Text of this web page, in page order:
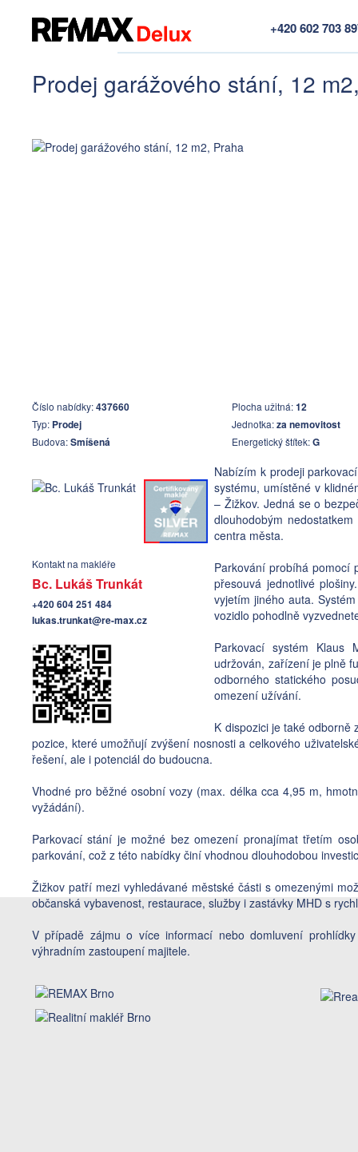
+420 602 703
Prodej garážového stání, 12
Číslo nabídky:437660 Plocha užitná:12
Typ: Prodej Jednotka:za nemovitost
Budova:Smíšená Energetický štítek:G
Kontakt na makléře
Bc. Lukáš Trunkát
+420 604 251 484
lukas.trunkat@re-max.cz
Nabízím k prodeji
systému, umístěné v
– Žižkov. Jedná se o
dlouhodobým
centra města.
Parkování probíhá pomocí
přesouvá jednotlivé
vyjetím jiného auta.
vozidlo pohodlně
Parkovací systém Klaus
udržován, zařízení je plně
odborného statického
omezení užívání.
K dispozici je také odborně
pozice, které umožňují zvýšení nosnosti a celkového
řešení, ale i potenciál do budoucna.
Vhodné pro běžné osobní vozy (max. délka cca 4,95 m,
vyžádání).
Parkovací stání je možné bez omezení pronajímat třetím
parkování, což z této nabídky činí vhodnou dlouhodobou
Žižkov patří mezi vyhledávané městské části s omezenými
občanská vybavenost, restaurace, služby i zastávky MHD s
V případě zájmu o více informací nebo domluvení
výhradním zastoupení majitele.